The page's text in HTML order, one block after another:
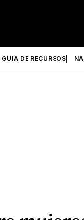
GUÍA DE RECURSOS